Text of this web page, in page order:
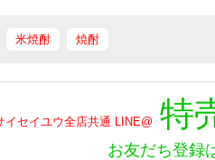
米焼酎 焼酎
特
お友だち登録